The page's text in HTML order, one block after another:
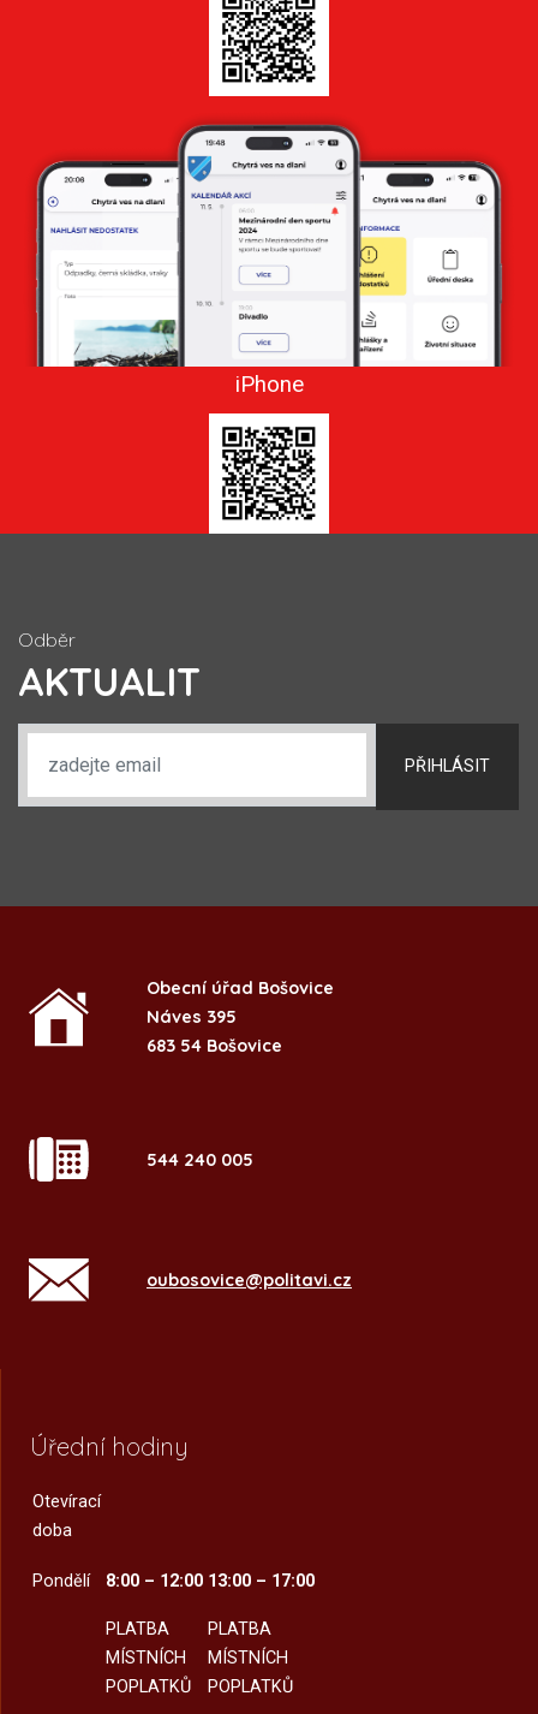
iPhone
Odběr
AKTUALIT
PŘIHLÁSIT
Obecní úřad Bošovice
Náves 395
683 54 Bošovice
544 240 005
oubosovice@politavi.cz
Úřední hodiny
Otevírací
doba
Pondělí 8:00 – 12:00
PLATBA
MÍSTNÍCH
POPLATKŮ
13:00 – 17:00
PLATBA
MÍSTNÍCH
POPLATKŮ